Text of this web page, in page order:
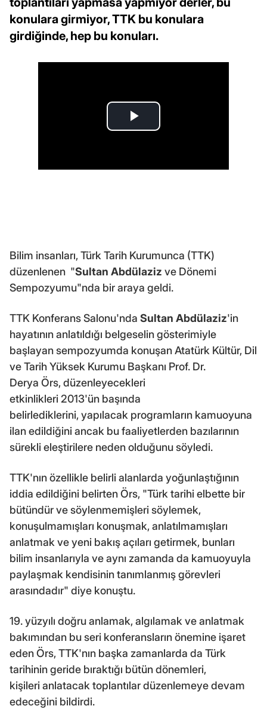
konulara girmiyor, TTK bu konulara
girdiğinde, hep bu konuları.
Bilim insanları, Türk Tarih Kurumunca (TTK)
düzenlenen "Sultan Abdülaziz ve Dönemi
Sempozyumu"nda bir araya geldi.
TTK Konferans Salonu'nda Sultan Abdülaziz'in
hayatının anlatıldığı belgeselin gösterimiyle
başlayan sempozyumda konuşan Atatürk Kültür, Dil
ve Tarih Yüksek Kurumu Başkanı Prof. Dr.
Derya Örs, düzenleyecekleri
etkinlikleri 2013'ün başında
belirlediklerini, yapılacak programların kamuoyuna
ilan edildiğini ancak bu faaliyetlerden bazılarının
sürekli eleştirilere neden olduğunu söyledi.
TTK'nın özellikle belirli alanlarda yoğunlaştığının
iddia edildiğini belirten Örs, "Türk tarihi elbette bir
bütündür ve söylenmemişleri söylemek,
konuşulmamışları konuşmak, anlatılmamışları
anlatmak ve yeni bakış açıları getirmek, bunları
bilim insanlarıyla ve aynı zamanda da kamuoyuyla
paylaşmak kendisinin tanımlanmış görevleri
arasındadır" diye konuştu.
19. yüzyılı doğru anlamak, algılamak ve anlatmak
bakımından bu seri konferansların önemine işaret
eden Örs, TTK'nın başka zamanlarda da Türk
tarihinin geride bıraktığı bütün dönemleri,
kişileri anlatacak toplantılar düzenlemeye devam
edeceğini bildirdi.